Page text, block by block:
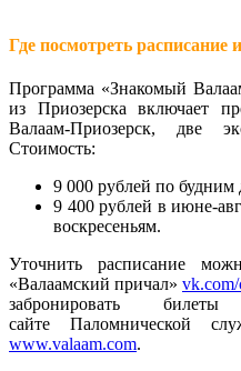
Где посмотреть расписание
Программа «Знакомый
из Приозерска включает
Валаам-Приозерск, две
Стоимость:
9 000 рублей по будним
9 400 рублей в июне-
воскресеньям.
Уточнить расписание
«Валаамский причал»
забронировать
сайте Паломнической
www.valaam.com.